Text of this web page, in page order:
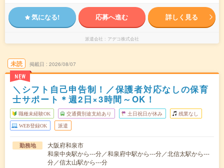
気になる! 応募へ進む 詳しく見る
派遣会社 アデコ株式会社
未読
NEW
掲載日 2026/08/07
＼シフト自己申告制！／保護者対応なしの保育
士サポート＊週2日×3時間～OK！
職種未経験OK 交通費別途支給あり 土日祝日が休み 残業なし
WEB登録OK 派遣
勤務地
大阪府和泉市
和泉中央駅から---分／和泉府中駅から---分／北信太駅から---
分／信太山駅から---分